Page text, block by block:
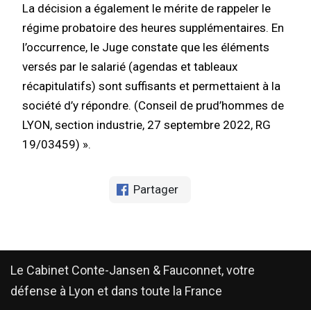
La décision a également le mérite de rappeler le
régime probatoire des heures supplémentaires. En
l’occurrence, le Juge constate que les éléments
versés par le salarié (agendas et tableaux
récapitulatifs) sont suffisants et permettaient à la
société d’y répondre. (Conseil de prud’hommes de
LYON, section industrie, 27 septembre 2022, RG
19/03459) ».
Partager
Le Cabinet Conte-Jansen & Fauconnet, votre
défense à Lyon et dans toute la France